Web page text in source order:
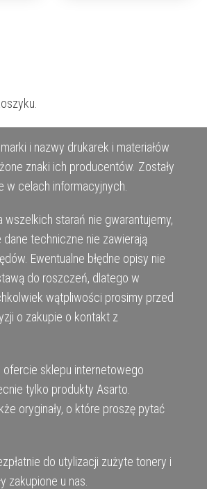
i nazwy drukarek i materiałów
znaki ich producentów. Zostały
w celach informacyjnych.
wszelkich starań nie gwarantujemy,
techniczne nie zawierają
Ewentualne błędne opisy nie
do roszczeń, dlatego w
wątpliwości prosimy przed
o zakupie o kontakt z
ofercie sklepu internetowego
tylko produkty Asarto.
oryginały, o które proszę pytać
do utylizacji zużyte tonery i
zakupione u nas.